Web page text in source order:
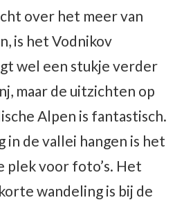
over het meer van
is het Vodnikov
wel een stukje verder
maar de uitzichten op
Alpen is fantastisch.
in de vallei hangen is het
plek voor foto’s. Het
wandeling is bij de